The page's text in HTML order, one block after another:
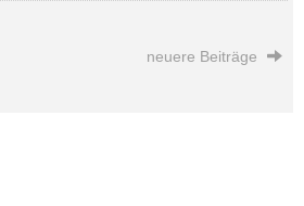
neuere Beiträge